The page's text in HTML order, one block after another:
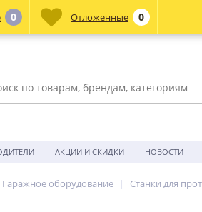
АКЦИИ И СКИДКИ НОВОСТИ
Гаражное оборудование Станки для
0 Отложенные 0